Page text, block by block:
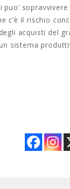
c’è il rischio
acquisti del
sistema